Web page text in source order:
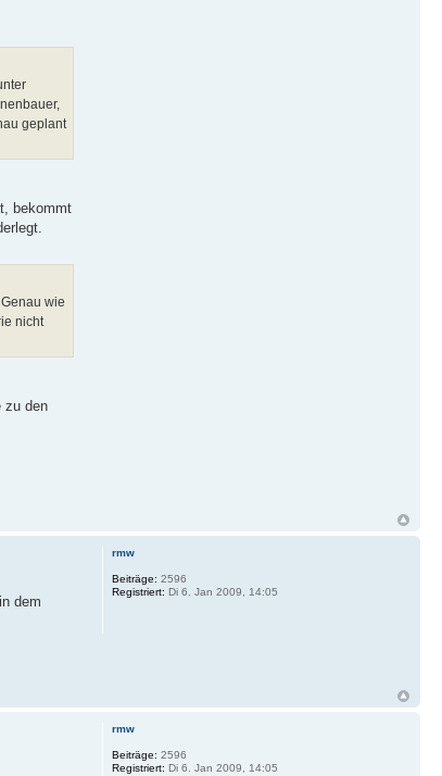
geplant
bekommt
wie
nicht
zu den
dem
rmw
Beiträge: 2596
Registriert: Di 6. Jan 2009, 14:05
rmw
Beiträge: 2596
Registriert: Di 6. Jan 2009, 14:05